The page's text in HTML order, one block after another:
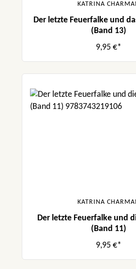
KATRINA
Der letzte Feuerfalke und
(Band 13)
9,95 €*
KATRINA
Der letzte Feuerfalke und
(Band 11)
9,95 €*